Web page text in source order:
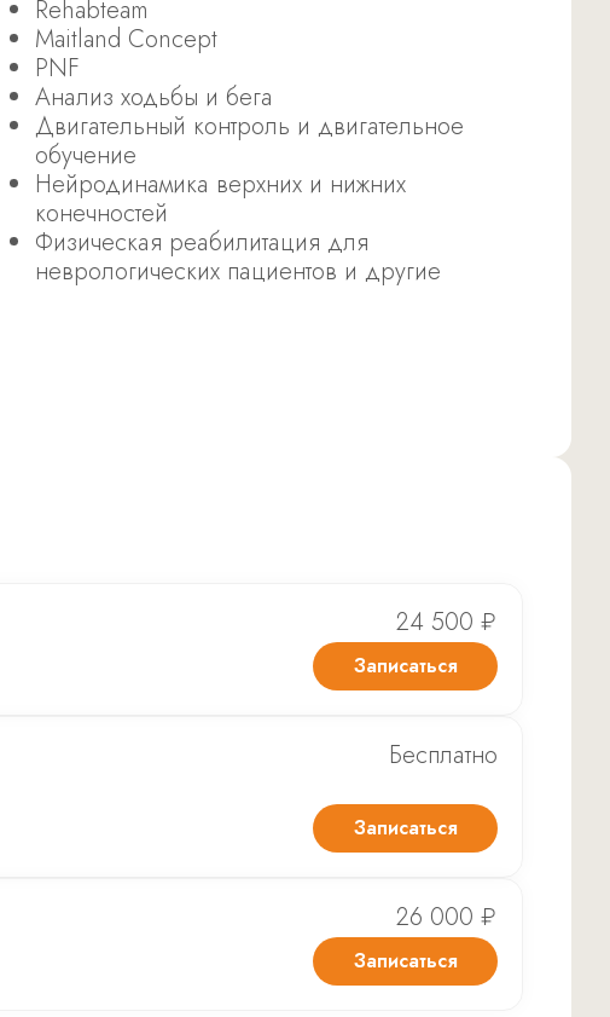
Rehabteam
Maitland Concept
PNF
Анализ ходьбы и бега
Двигательный контроль и двигательное
обучение
Нейродинамика верхних и нижних
конечностей
Физическая реабилитация для
неврологических пациентов и другие
24 500 ₽
Записаться
Бесплатно
Записаться
26 000 ₽
Записаться